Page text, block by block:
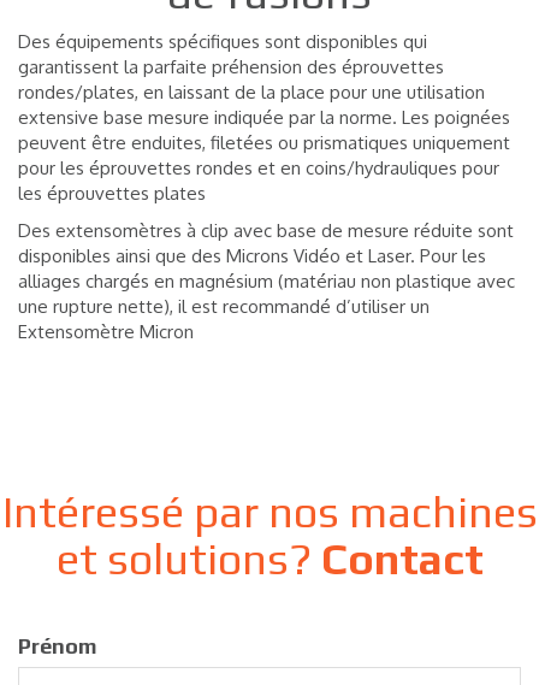
Des équipements spécifiques sont disponibles qui
garantissent la parfaite préhension des éprouvettes
rondes/plates, en laissant de la place pour une utilisation
extensive base mesure indiquée par la norme. Les poignées
peuvent être enduites, filetées ou prismatiques uniquement
pour les éprouvettes rondes et en coins/hydrauliques pour
les éprouvettes plates
Des extensomètres à clip avec base de mesure réduite sont
disponibles ainsi que des Microns Vidéo et Laser. Pour les
alliages chargés en magnésium (matériau non plastique avec
une rupture nette), il est recommandé d’utiliser un
Extensomètre Micron
Intéressé par nos machines
et solutions? Contact
Prénom